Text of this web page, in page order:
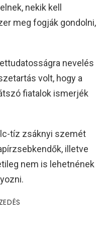
nekik kell
meg fogják gondolni,
nevelés
volt, hogy a
fiatalok ismerjék
tíz zsáknyi szemét
illetve
nem is lehetnének